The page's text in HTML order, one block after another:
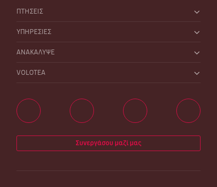
ΠΤΗΣΕΙΣ
ΥΠΗΡΕΣΙΕΣ
ΑΝΑΚΑΛΥΨΕ
VOLOTEA
Συνεργάσου μαζί μας